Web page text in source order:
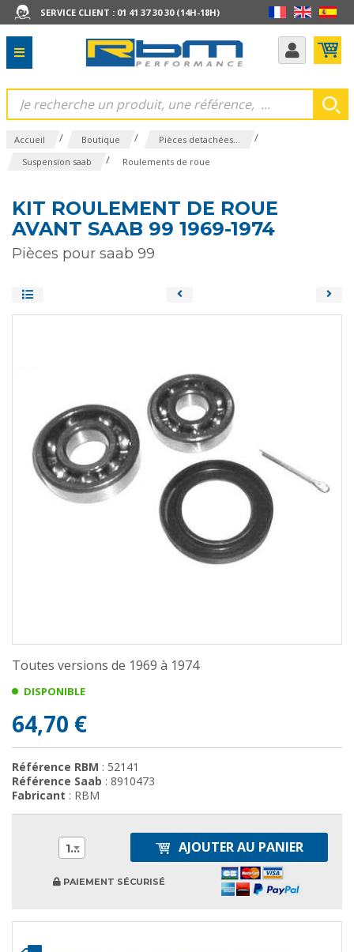
SERVICE CLIENT : 01 41 37 30 30 (14H-18H)
Accueil / Boutique / Pièces detachées... /
Suspension saab / Roulements de roue
KIT ROULEMENT DE ROUE
AVANT SAAB 99 1969-1974
Pièces pour saab 99
Toutes versions de 1969 à 1974
DISPONIBLE
64,70 €
Référence RBM : 52141
Référence Saab : 8910473
Fabricant : RBM
1 AJOUTER AU PANIER
PAIEMENT SÉCURISÉ